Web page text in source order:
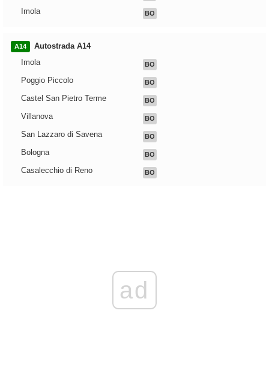
Imola BO
A14
Autostrada A14
Imola
BO
Poggio Piccolo BO
Castel San Pietro Terme BO
Villanova BO
San Lazzaro di Savena BO
Bologna BO
Casalecchio di Reno BO
ad